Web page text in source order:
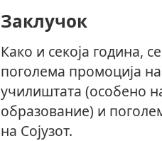
Заклучок
Како и секоја година,
поголема промоција
училиштата (особено
образование) и
на Сојузот.